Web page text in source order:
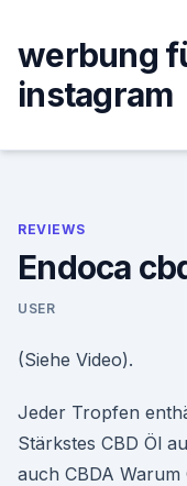
content
werbung
instagram
REVIEWS
Endoca
USER
(Siehe Video).
Jeder Tropfen
Stärkstes CBD Öl
auch CBDA Warum